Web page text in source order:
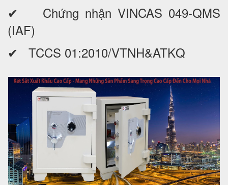
✔ Chứng nhận VINCAS 049-QMS
(IAF)
✔ TCCS 01:2010/VTNH&ATKQ